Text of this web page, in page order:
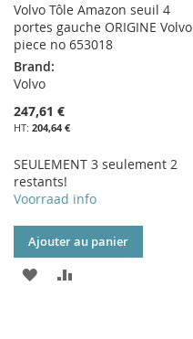
Volvo Tôle Amazon seuil 4
portes gauche ORIGINE Volvo
piece no 653018
Brand:
Volvo
247,61 €
204,64 €
SEULEMENT 3 seulement 2
restants!
Voorraad info
Ajouter au panier
AJOUTER